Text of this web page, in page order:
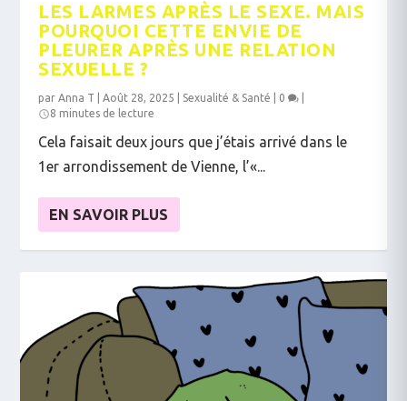
LES LARMES APRÈS LE SEXE. MAIS
POURQUOI CETTE ENVIE DE
PLEURER APRÈS UNE RELATION
SEXUELLE ?
parAnna T |Août 28, 2025 Sexualité & Santé 0
8 minutes de lecture
Cela faisait deux jours que j’étais arrivé dans le
1er arrondissement de Vienne, l’«...
EN SAVOIR PLUS